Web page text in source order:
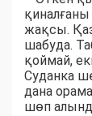
жақсы.
шабуда.
қоймай,
Суданка
дана
шөп